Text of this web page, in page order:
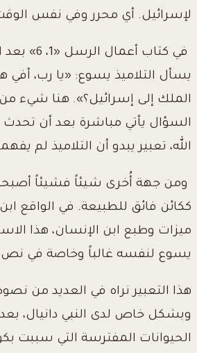
لإسرائيل. أي محرر وفي نفس
في كتاب
يسأل التلاميذ يسوع: «يا رب، أفي
الملك إلى إسرائيل؟». هنا شيء من
السؤال يأتي مباشرة بعد أن
الله، تعبير يبدو أن التلاميذ لم
ومن جهة أُخرى شيئاً فشيئاً
ككائن فائق للطبيعة. في الواقع
ميزات وطبع ابن الإنسان، هذا
يسوع لنفسه غالباً وخاصة في نص
هذا التعبير نراه في العديد من
وبشكل خاص لدى النبي دانيال،
الحيوانات المفترسة التي سببت